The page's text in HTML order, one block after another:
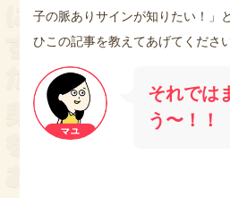
子の脈ありサインが知りたい！」
ひこの記事を教えてあげてくださ
それでは
う〜！！